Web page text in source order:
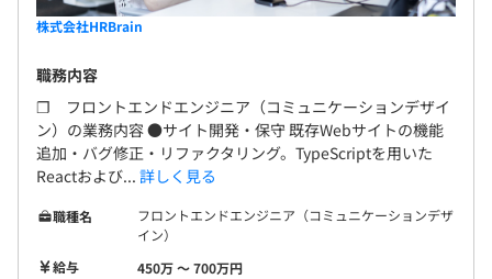
株式会社HRBrain
職務内容
❐ フロントエンドエンジニア（コミュニケーションデザイ
ン）の業務内容 ●サイト開発・保守 既存Webサイトの機能
追加・バグ修正・リファクタリング。TypeScriptを用いた
Reactおよび... 詳しく見る
職種名
フロントエンドエンジニア（コミュニケーションデザ
イン）
給与
450万 〜 700万円